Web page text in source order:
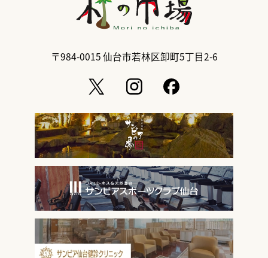
〒984-0015仙台市若林区卸町5丁目2-6